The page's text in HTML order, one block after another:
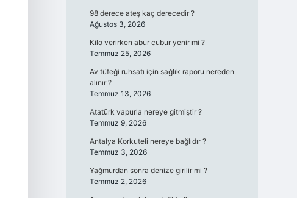
98 derece ateş kaç derecedir ?
Ağustos 3, 2026
Kilo verirken abur cubur yenir mi ?
Temmuz 25, 2026
Av tüfeği ruhsatı için sağlık raporu nereden
alınır ?
Temmuz 13, 2026
Atatürk vapurla nereye gitmiştir ?
Temmuz 9, 2026
Antalya Korkuteli nereye bağlıdır ?
Temmuz 3, 2026
Yağmurdan sonra denize girilir mi ?
Temmuz 2, 2026